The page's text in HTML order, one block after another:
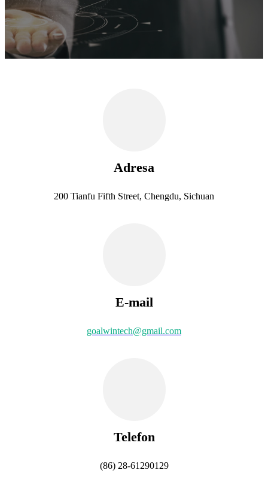
Adresa
200 Tianfu Fifth Street, Chengdu, Sichuan
E-mail
goalwintech@gmail.com
Telefon
(86) 28-61290129